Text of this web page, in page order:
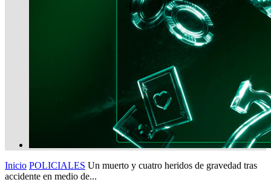
Inicio POLICIALES Un muerto y cuatro heridos de gravedad tras
accidente en medio de...